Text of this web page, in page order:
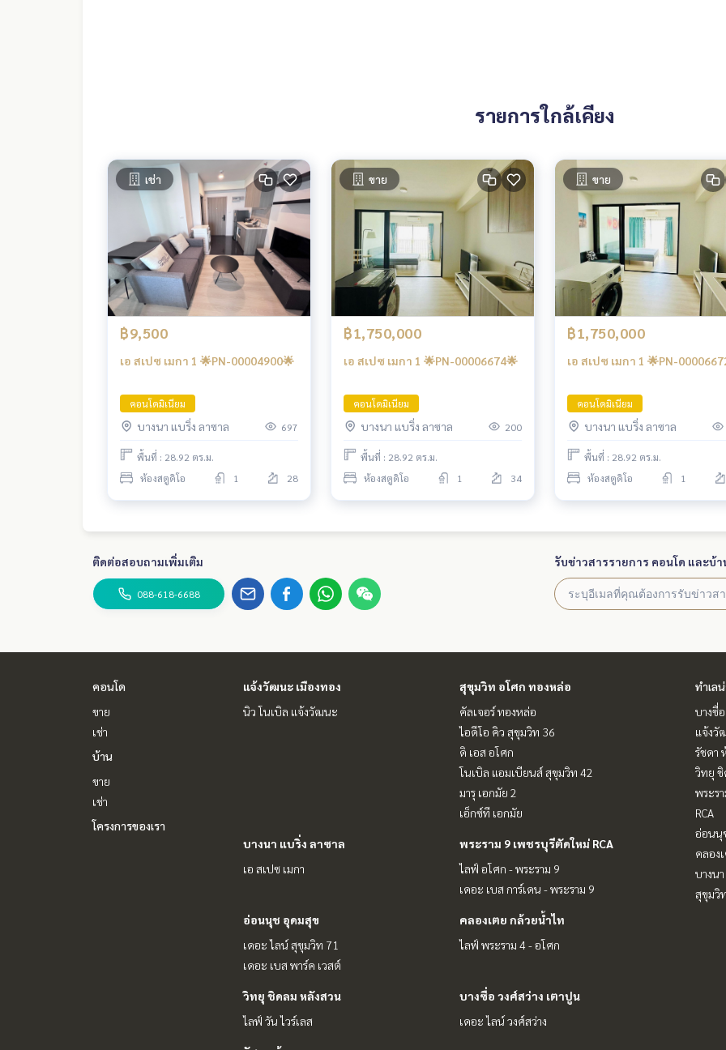
รายการใกล้เคียง
เช่า
฿9,500
เอ สเปซ เมกา 1 🌟PN-00004900🌟
คอนโดมิเนียม
บางนา แบริ่ง ลาซาล 697
พื้นที่ : 28.92 ตร.ม.
ห้องสตูดิโอ
1 28
ขาย
฿1,750,000
เอ สเปซ เมกา 1 🌟PN-00006674🌟
คอนโดมิเนียม
บางนา แบริ่ง ลาซาล 200
พื้นที่ : 28.92 ตร.ม.
ห้องสตูดิโอ
1 34
ขาย
฿1,750,000
เอ สเปซ เมกา 1 🌟PN-
คอนโดมิเนียม
บางนา แบริ่ง ลาซาล
พื้นที่ : 28.92 ตร.ม.
ห้องสตูดิโอ
1
ติดต่อสอบถามเพิ่มเติม
088-618-6688
รับข่าวสารรายการ คอนโด และบ้า
คอนโด
ขาย
เช่า
บ้าน
ขาย
เช่า
โครงการของเรา
แจ้งวัฒนะ เมืองทอง
นิว โนเบิล แจ้งวัฒนะ
สุขุมวิท อโศก ทองหล่อ
คัลเจอร์ ทองหล่อ
ไอดีโอ คิว สุขุมวิท 36
ดิ เอส อโศก
โนเบิล แอมเบียนส์ สุขุมวิท 42
มารุ เอกมัย 2
เอ็กซ์ที เอกมัย
บางนา แบริ่ง ลาซาล
เอ สเปซ เมกา
พระราม 9 เพชรบุรีตัดใหม่ RCA
ไลฟ์ อโศก - พระราม 9
เดอะ เบส การ์เดน - พระราม 9
อ่อนนุช อุดมสุข
เดอะ ไลน์ สุขุมวิท 71
เดอะ เบส พาร์ค เวสต์
คลองเตย กล้วยน้ำไท
ไลฟ์ พระราม 4 - อโศก
วิทยุ ชิดลม หลังสวน
ไลฟ์ วัน ไวร์เลส
บางซื่อ วงศ์สว่าง เตาปูน
เดอะ ไลน์ วงศ์สว่าง
ทำเล
บางซื่
แจ้งวั
รัชดา
วิทยุ
พระร
RCA
อ่อนนุ
คลอง
บางน
สุขุมวิ